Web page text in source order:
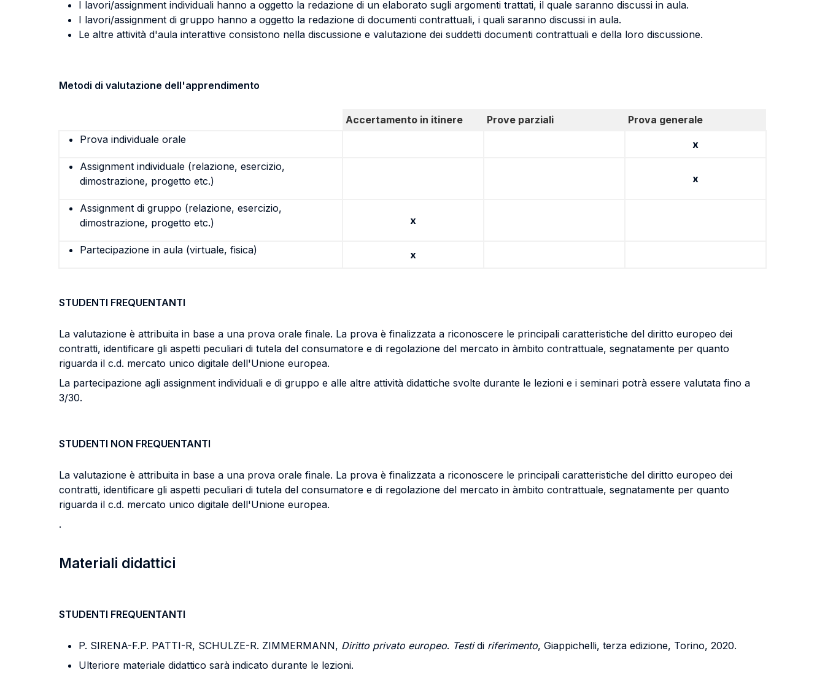
I lavori/assignment individuali hanno a oggetto la redazione di un elaborato sugli argomenti trattati, il quale saranno discussi in aula.
I lavori/assignment di gruppo hanno a oggetto la redazione di documenti contrattuali, i quali saranno discussi in aula.
Le altre attività d'aula interattive consistono nella discussione e valutazione dei suddetti documenti contrattuali e della loro discussione.
Metodi di valutazione dell'apprendimento
Accertamento in itinere Prove parziali
Prova generale
Prova individuale orale
x
Assignment individuale (relazione, esercizio,
dimostrazione, progetto etc.)
x
Assignment di gruppo (relazione, esercizio,
dimostrazione, progetto etc.)
x
Partecipazione in aula (virtuale, fisica) x
STUDENTI FREQUENTANTI
La valutazione è attribuita in base a una prova orale finale. La prova è finalizzata a riconoscere le principali caratteristiche del diritto europeo dei
contratti, identificare gli aspetti peculiari di tutela del consumatore e di regolazione del mercato in àmbito contrattuale, segnatamente per quanto
riguarda il c.d. mercato unico digitale dell'Unione europea.
La partecipazione agli assignment individuali e di gruppo e alle altre attività didattiche svolte durante le lezioni e i seminari potrà essere valutata fino a
3/30.
STUDENTI NON FREQUENTANTI
La valutazione è attribuita in base a una prova orale finale. La prova è finalizzata a riconoscere le principali caratteristiche del diritto europeo dei
contratti, identificare gli aspetti peculiari di tutela del consumatore e di regolazione del mercato in àmbito contrattuale, segnatamente per quanto
riguarda il c.d. mercato unico digitale dell'Unione europea.
.
Materiali didattici
STUDENTI FREQUENTANTI
P. SIRENA-F.P. PATTI-R, SCHULZE-R. ZIMMERMANN, Diritto privato europeo. Testidi riferimento, Giappichelli, terza edizione, Torino, 2020.
Ulteriore materiale didattico sarà indicato durante le lezioni.